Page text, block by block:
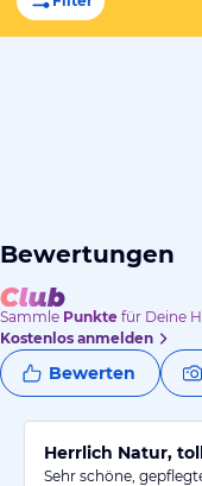
Bewertungen
Sammle Punkte für Deine
Kostenlos anmelden
Bewerten
Herrlich Natur,
Sehr schöne,